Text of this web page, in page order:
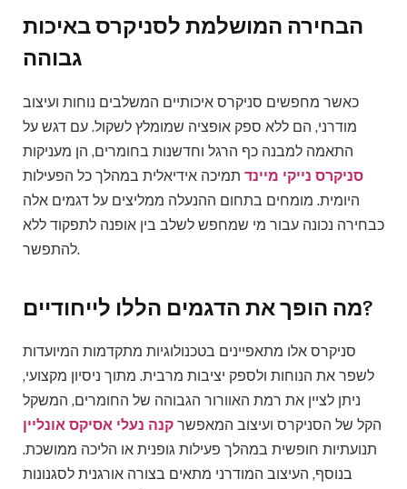
הבחירה המושלמת לסניקרס באיכות
גבוהה
כאשר מחפשים סניקרס איכותיים המשלבים נוחות ועיצוב
מודרני, הם ללא ספק אופציה שמומלץ לשקול. עם דגש על
התאמה למבנה כף הרגל וחדשנות בחומרים, הן מעניקות
סניקרס נייקי מיינד תמיכה אידיאלית במהלך כל הפעילות
היומית. מומחים בתחום ההנעלה ממליצים על דגמים אלה
כבחירה נכונה עבור מי שמחפש לשלב בין אופנה לתפקוד ללא
להתפשר.
מה הופך את הדגמים הללו לייחודיים?
סניקרס אלו מתאפיינים בטכנולוגיות מתקדמות המיועדות
לשפר את הנוחות ולספק יציבות מרבית. מתוך ניסיון מקצועי,
ניתן לציין את רמת האוורור הגבוהה של החומרים, המשקל
הקל של הסניקרס ועיצוב המאפשר קנה נעלי אסיקס אונליין
תנועתיות חופשית במהלך פעילות גופנית או הליכה ממושכת.
בנוסף, העיצוב המודרני מתאים בצורה אורגנית לסגנונות